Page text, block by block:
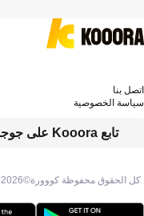
كل الحقوق محفوظة كووورة©2026
تابع Kooora على جوجل
اتصل بنا
سياسة الخصوصية